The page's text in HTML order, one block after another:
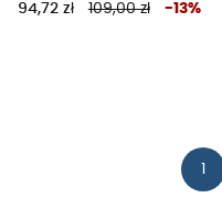
94,72 zł 109,00 zł -13%